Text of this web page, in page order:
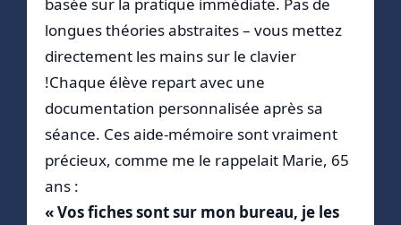
basée sur la pratique immédiate. Pas de
longues théories abstraites – vous mettez
directement les mains sur le clavier
!Chaque élève repart avec une
documentation personnalisée après sa
séance. Ces aide-mémoire sont vraiment
précieux, comme me le rappelait Marie, 65
ans :
« Vos fiches sont sur mon bureau, je les